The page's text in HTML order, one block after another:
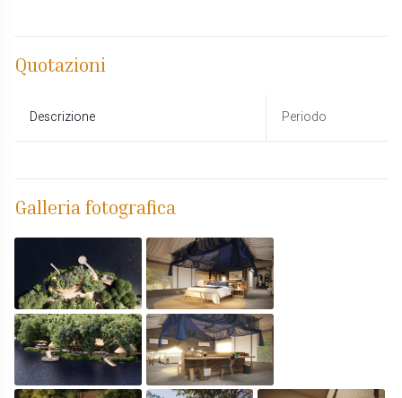
Quotazioni
Descrizione Periodo
Galleria fotografica